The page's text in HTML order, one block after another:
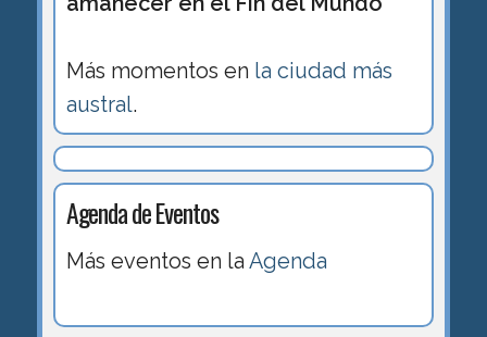
Más momentos en la ciudad más
austral.
Agenda de Eventos
Más eventos en la Agenda